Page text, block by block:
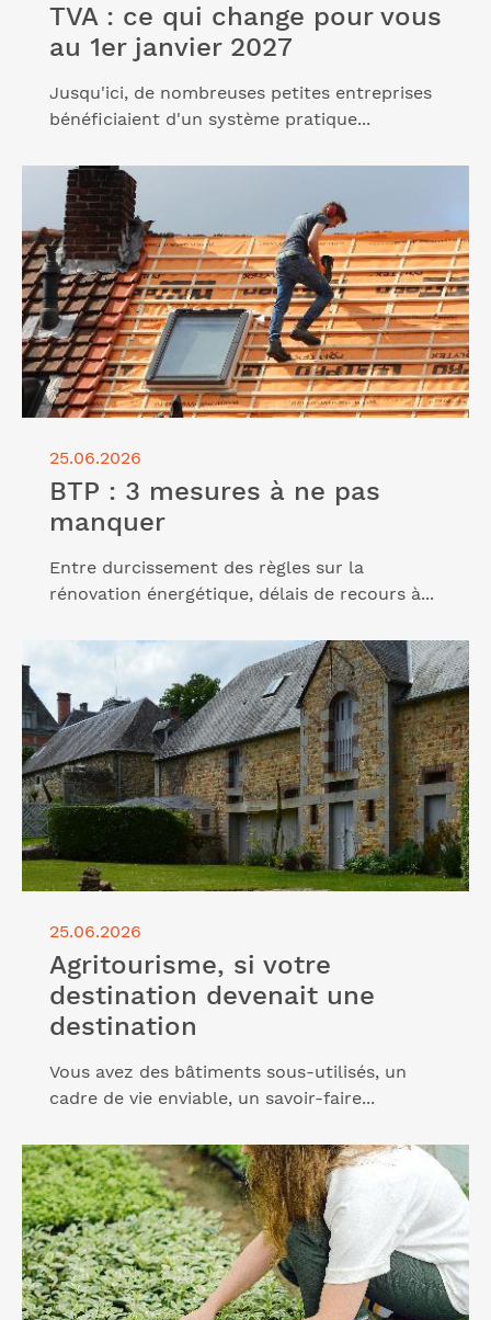
TVA : ce qui change pour vous
au 1er janvier 2027
Jusqu'ici, de nombreuses petites entreprises
bénéficiaient d'un système pratique...
25.06.2026
BTP : 3 mesures à ne pas
manquer
Entre durcissement des règles sur la
rénovation énergétique, délais de recours à...
Lire l'article "BTP : 3 mesures à ne pas manquer"
25.06.2026
Agritourisme, si votre
destination devenait une
destination
Vous avez des bâtiments sous-utilisés, un
cadre de vie enviable, un savoir-faire...
Lire l'article "Agritourisme, si votre destination
devenait une destination"
Lire l'article "Agriculture biologique : résultats et
tendances"